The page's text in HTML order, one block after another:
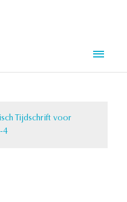
Tijdschrift voor
4